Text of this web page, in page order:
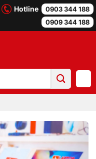
Hotline
0903 344 188
0909 344 188